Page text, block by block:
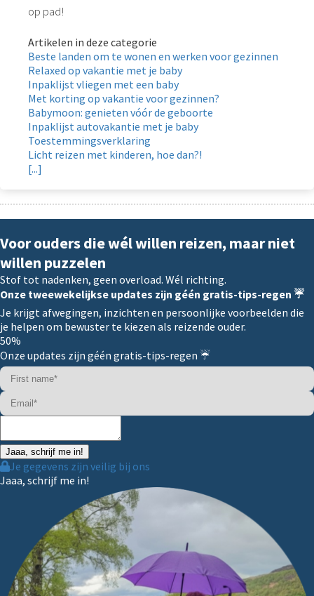
op pad!
Artikelen in deze categorie
Beste landen om te wonen en werken voor gezinnen
Relaxed op vakantie met je baby
Inpaklijst vliegen met een baby
Met korting op vakantie voor gezinnen?
Babymoon: genieten vóór de geboorte
Inpaklijst autovakantie met je baby
Toestemmingsverklaring
Licht reizen met kinderen, hoe dan?!
[...]
Voor ouders die wél willen reizen, maar niet
willen puzzelen
Stof tot nadenken, geen overload. Wél richting.
Onze tweewekelijkse updates zijn géén gratis-tips-regen ☔️
Je krijgt afwegingen, inzichten en persoonlijke voorbeelden die
je helpen om bewuster te kiezen als reizende ouder.
50%
Onze updates zijn géén gratis-tips-regen ☔️
Jaaa, schrijf me in!
Je gegevens zijn veilig bij ons
Jaaa, schrijf me in!